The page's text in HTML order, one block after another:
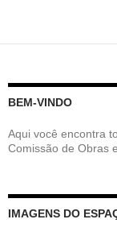
BEM-VINDO
Aqui você encontra
Comissão de Obras
IMAGENS DO